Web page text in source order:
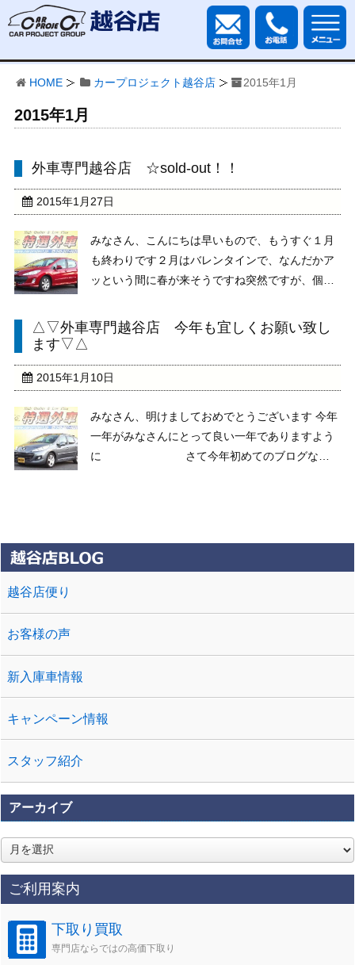
HOME カープロジェクト越谷店 2015年1月
2015年1月
外車専門越谷店 ☆sold-out！！
2015年1月27日
みなさん、こんにちは早いもので、もうすぐ１月
も終わりです２月はバレンタインで、なんだかア
ッという間に春が来そうですね突然ですが、個人
ジョー 308 プレミアム 走行距離 2万㌔ 車検2
△▽外車専門越谷店 今年も宜しくお願い致し
ます▽△
2015年1月10日
みなさん、明けましておめでとうございます 今年
一年がみなさんにとって良い一年でありますよう
に さて今年初めてのブログなの
越谷店便り
お客様の声
新入庫車情報
キャンペーン情報
スタッフ紹介
アーカイブ
ア
ー
カ
イ
ブ
ご利用案内
下取り買取
専門店ならではの高価下取り